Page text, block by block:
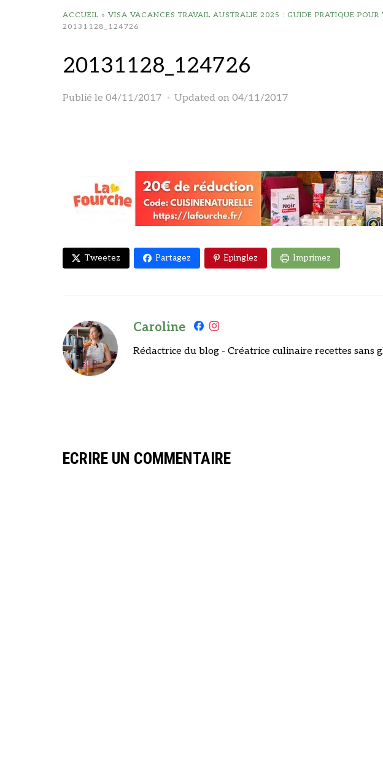
ACCUEIL » VISA VACANCES TRAVAIL AUSTRALIE 2025 : GUIDE PRATIQUE POUR
20131128_124726
20131128_124726
Publié le 04/11/2017 Updated on 04/11/2017
Tweetez Partagez Epinglez Imprimez
Caroline
Rédactrice du blog - Créatrice culinaire recettes sans
ECRIRE UN COMMENTAIRE